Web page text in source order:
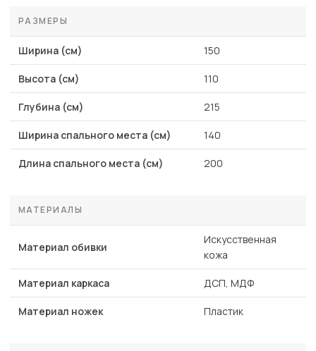
РАЗМЕРЫ
Ширина (см) 150
Высота (см) 110
Глубина (см) 215
Ширина спального места (см) 140
Длина спального места (см) 200
МАТЕРИАЛЫ
Материал обивки
Искусственная
кожа
Материал каркаса ДСП, МДФ
Материал ножек Пластик